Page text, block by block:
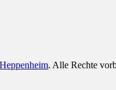
. Alle Rechte